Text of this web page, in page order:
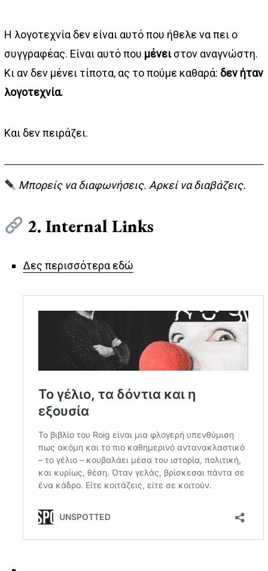
Η λογοτεχνία δεν είναι αυτό που ήθελε να πει ο
συγγραφέας. Είναι αυτό που μένειστον αναγνώστη.
Κι αν δεν μένει τίποτα, ας το πούμε καθαρά: δεν ήταν
λογοτεχνία.
Και δεν πειράζει.
Μπορείς να διαφωνήσεις. Αρκεί να διαβάζεις.
2. Internal Links
Δες περισσότερα εδώ